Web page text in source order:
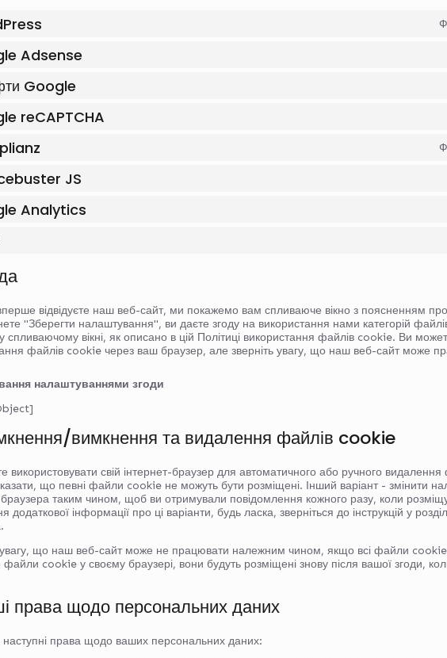
Adsense
Google
reCAPTCHA
JS
Analytics
відвідуєте наш веб-сайт, ми покажемо вам спливаюче вікно з поясненням
"Зберегти налаштування", ви даєте згоду на використання нами категорій
спливаючому вікні, як описано в цій Політиці використання файлів cookie. Ви
файлів cookie через ваш браузер, але зверніть увагу, що наш веб-сайт може
налаштуваннями згоди
вимкнення та видалення файлів cookie
використовувати свій інтернет-браузер для автоматичного або ручного
що певні файли cookie не можуть бути розміщені. Інший варіант - змінити
браузера таким чином, щоб ви отримували повідомлення кожного разу, коли
додаткової інформації про ці варіанти, будь ласка, зверніться до інструкцій у
увагу, що наш веб-сайт може не працювати належним чином, якщо всі файли cookie
файли cookie у своєму браузері, вони будуть розміщені знову після вашої згоди,
права щодо персональних даних
права щодо ваших персональних даних: